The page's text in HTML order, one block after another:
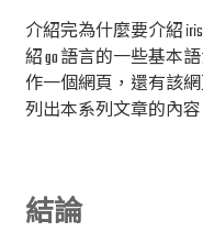
介紹完為什麼要介紹
紹 go 語言的一些基本
作一個網頁，還有該網
列出本系列文章的內容
結論